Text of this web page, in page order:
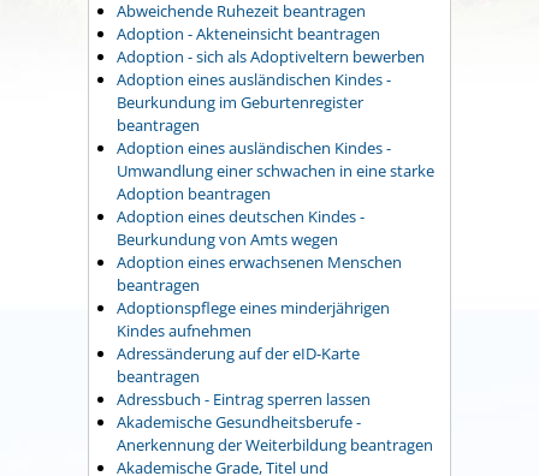
Abweichende Ruhezeit beantragen
Adoption - Akteneinsicht beantragen
Adoption - sich als Adoptiveltern bewerben
Adoption eines ausländischen Kindes -
Beurkundung im Geburtenregister
beantragen
Adoption eines ausländischen Kindes -
Umwandlung einer schwachen in eine starke
Adoption beantragen
Adoption eines deutschen Kindes -
Beurkundung von Amts wegen
Adoption eines erwachsenen Menschen
beantragen
Adoptionspflege eines minderjährigen
Kindes aufnehmen
Adressänderung auf der eID-Karte
beantragen
Adressbuch - Eintrag sperren lassen
Akademische Gesundheitsberufe -
Anerkennung der Weiterbildung beantragen
Akademische Grade, Titel und